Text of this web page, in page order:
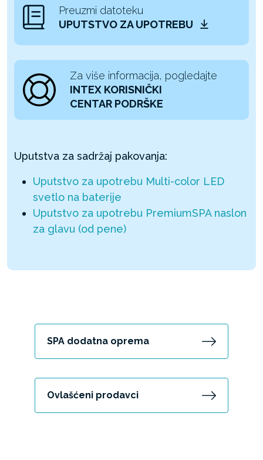
Preuzmi datoteku
UPUTSTVO ZA UPOTREBU
Za više informacija, pogledajte
INTEX KORISNIČKI
CENTAR PODRŠKE
Uputstva za sadržaj pakovanja:
Uputstvo za upotrebu Multi-color LED
svetlo na baterije
Uputstvo za upotrebu PremiumSPA naslon
za glavu (od pene)
SPA dodatna oprema
Ovlašćeni prodavci